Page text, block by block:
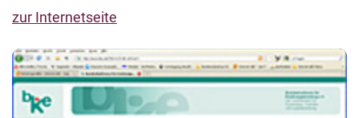
zur Internetseite